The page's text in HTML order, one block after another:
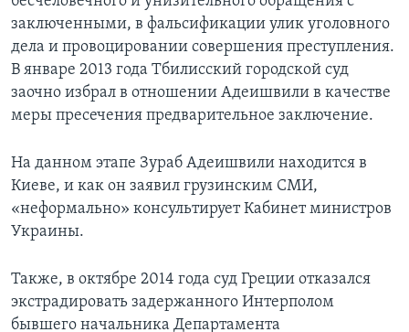
заключенными, в фальсификации улик уголовного
дела и провоцировании совершения преступления.
В январе 2013 года Тбилисский городской суд
заочно избрал в отношении Адеишвили в качестве
меры пресечения предварительное заключение.
На данном этапе Зураб Адеишвили находится в
Киеве, и как он заявил грузинским СМИ,
«неформально» консультирует Кабинет министров
Украины.
Также, в октябре 2014 года суд Греции отказался
экстрадировать задержанного Интерполом
бывшего начальника Департамента